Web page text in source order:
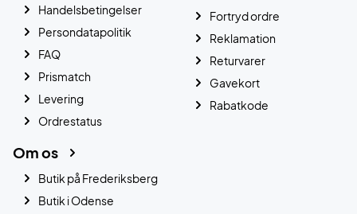
Handelsbetingelser
Persondatapolitik
FAQ
Prismatch
Levering
Ordrestatus
Fortryd ordre
Reklamation
Returvarer
Gavekort
Rabatkode
Om os
Butik på Frederiksberg
Butik i Odense